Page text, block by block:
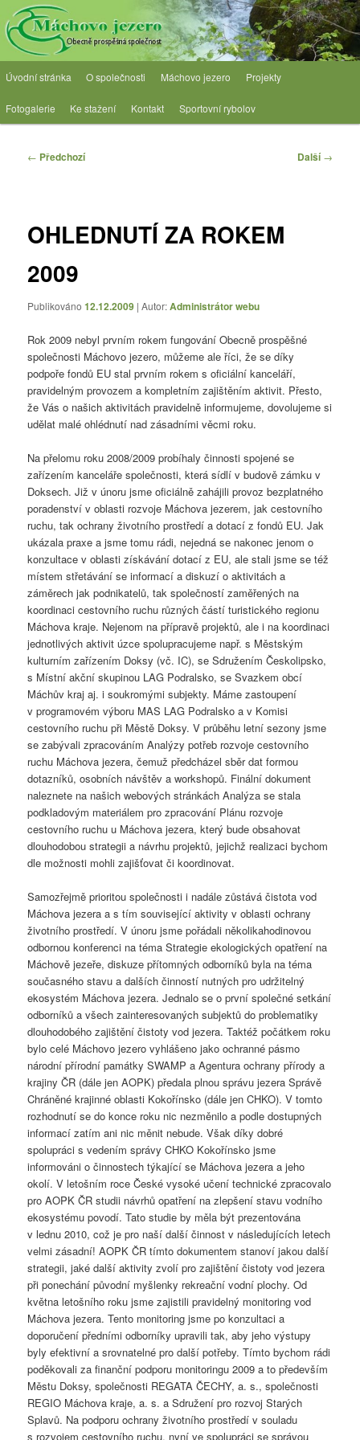
Přejít
k
hlavnímu
obsahu
webu OPS Máchovo jezero
Obecně prospěšná společnost
Hlavní
menu
Úvodní stránka O společnosti Máchovo jezero Projekty
Fotogalerie Ke stažení Kontakt Sportovní rybolov
Navigace
← Předchozí Další→
OHLEDNUTÍ ZA ROKEM
2009
Publikováno12.12.2009 | Autor:Administrátor webu
Rok 2009 nebyl prvním rokem fungování Obecně prospěšné
společnosti Máchovo jezero, můžeme ale říci, že se díky
podpoře fondů EU stal prvním rokem s oficiální kanceláří,
pravidelným provozem a kompletním zajištěním aktivit. Přesto,
že Vás o našich aktivitách pravidelně informujeme, dovolujeme si
udělat malé ohlédnutí nad zásadními věcmi roku.
Na přelomu roku 2008/2009 probíhaly činnosti spojené se
zařízením kanceláře společnosti, která sídlí v budově zámku v
Doksech. Již v únoru jsme oficiálně zahájili provoz bezplatného
poradenství v oblasti rozvoje Máchova jezerem, jak cestovního
ruchu, tak ochrany životního prostředí a dotací z fondů EU. Jak
ukázala praxe a jsme tomu rádi, nejedná se nakonec jenom o
konzultace v oblasti získávání dotací z EU, ale stali jsme se též
místem střetávání se informací a diskuzí o aktivitách a
záměrech jak podnikatelů, tak společností zaměřených na
koordinaci cestovního ruchu různých částí turistického regionu
Máchova kraje. Nejenom na přípravě projektů, ale i na koordinaci
jednotlivých aktivit úzce spolupracujeme např. s Městským
kulturním zařízením Doksy (vč. IC), se Sdružením Českolipsko,
s Místní akční skupinou LAG Podralsko, se Svazkem obcí
Máchův kraj aj. i soukromými subjekty. Máme zastoupení
v programovém výboru MAS LAG Podralsko a v Komisi
cestovního ruchu při Městě Doksy. V průběhu letní sezony jsme
se zabývali zpracováním Analýzy potřeb rozvoje cestovního
ruchu Máchova jezera, čemuž předcházel sběr dat formou
dotazníků, osobních návštěv a workshopů. Finální dokument
naleznete na našich webových stránkách Analýza se stala
podkladovým materiálem pro zpracování Plánu rozvoje
cestovního ruchu u Máchova jezera, který bude obsahovat
dlouhodobou strategii a návrhu projektů, jejichž realizaci bychom
dle možnosti mohli zajišťovat či koordinovat.
Samozřejmě prioritou společnosti i nadále zůstává čistota vod
Máchova jezera a s tím související aktivity v oblasti ochrany
životního prostředí. V únoru jsme pořádali několikahodinovou
odbornou konferenci na téma Strategie ekologických opatření na
Máchově jezeře, diskuze přítomných odborníků byla na téma
současného stavu a dalších činností nutných pro udržitelný
ekosystém Máchova jezera. Jednalo se o první společné setkání
odborníků a všech zainteresovaných subjektů do problematiky
dlouhodobého zajištění čistoty vod jezera. Taktéž počátkem roku
bylo celé Máchovo jezero vyhlášeno jako ochranné pásmo
národní přírodní památky SWAMP a Agentura ochrany přírody a
krajiny ČR (dále jen AOPK) předala plnou správu jezera Správě
Chráněné krajinné oblasti Kokořínsko (dále jen CHKO). V tomto
rozhodnutí se do konce roku nic nezměnilo a podle dostupných
informací zatím ani nic měnit nebude. Však díky dobré
spolupráci s vedením správy CHKO Kokořínsko jsme
informováni o činnostech týkající se Máchova jezera a jeho
okolí. V letošním roce České vysoké učení technické zpracovalo
pro AOPK ČR studii návrhů opatření na zlepšení stavu vodního
ekosystému povodí. Tato studie by měla být prezentována
v lednu 2010, což je pro naší další činnost v následujících letech
velmi zásadní! AOPK ČR tímto dokumentem stanoví jakou další
strategii, jaké další aktivity zvolí pro zajištění čistoty vod jezera
při ponechání původní myšlenky rekreační vodní plochy. Od
května letošního roku jsme zajistili pravidelný monitoring vod
Máchova jezera. Tento monitoring jsme po konzultaci a
doporučení předními odborníky upravili tak, aby jeho výstupy
byly efektivní a srovnatelné pro další potřeby. Tímto bychom rádi
poděkovali za finanční podporu monitoringu 2009 a to především
Městu Doksy, společnosti REGATA ČECHY, a. s., společnosti
REGIO Máchova kraje, a. s. a Sdružení pro rozvoj Starých
Splavů. Na podporu ochrany životního prostředí v souladu
s rozvojem cestovního ruchu, nyní ve spolupráci se správou